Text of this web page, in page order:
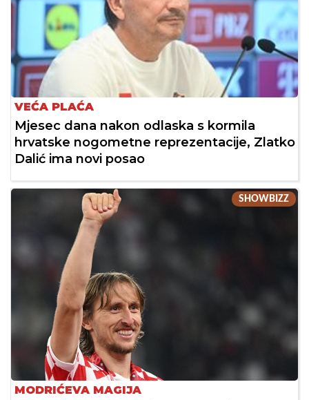
VEĆA PLAĆA
Mjesec dana nakon odlaska s kormila
hrvatske nogometne reprezentacije, Zlatko
Dalić ima novi posao
SHOWBIZZ
MODRIĆEVA MAGIJA